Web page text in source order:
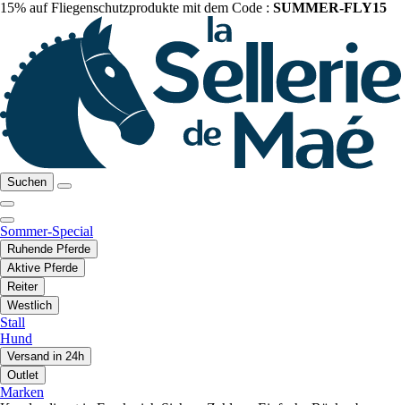
15% auf Fliegenschutzprodukte mit dem Code : SUMMER-FLY15
Suchen
Sommer-Special
Ruhende Pferde
Aktive Pferde
Reiter
Westlich
Stall
Hund
Versand in 24h
Outlet
Marken